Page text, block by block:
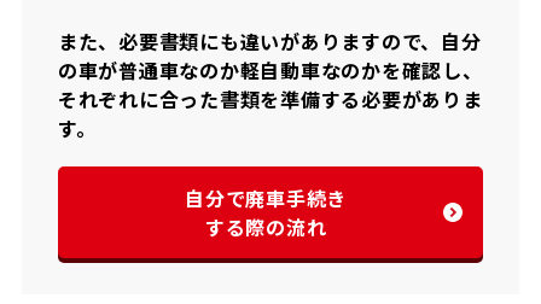
また、必要書類にも違いがありますので、自分
の車が普通車なのか軽自動車なのかを確認し、
それぞれに合った書類を準備する必要がありま
す。
自分で廃車手続き
する際の流れ